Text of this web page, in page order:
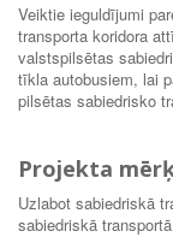
Veiktie ieguldījumi
transporta koridora
valstspilsētas
tīkla autobusiem, lai
pilsētas sabiedrisko
Projekta
Uzlabot sabiedriskā
sabiedriskā